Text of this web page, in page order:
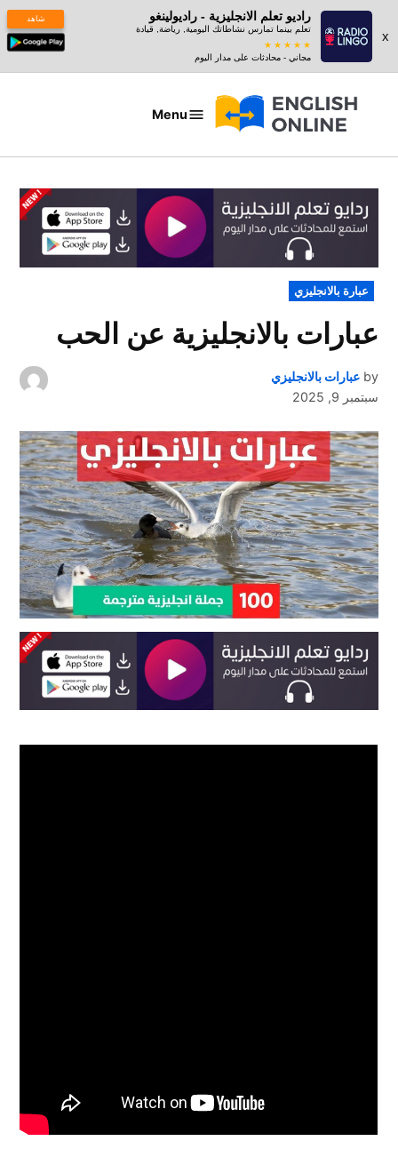
x
راديو تعلم الانجليزية - راديولينغو
تعلم بينما تمارس نشاطاتك اليومية, رياضة, قيادة
مجاني - محادثات على مدار اليوم
شاهد
عبارات
Menu
POSTED
IN
عبارة بالانجليزي
عبارات بالانجليزية عن الحب
by عبارات بالانجليزي
سبتمبر 9, 2025